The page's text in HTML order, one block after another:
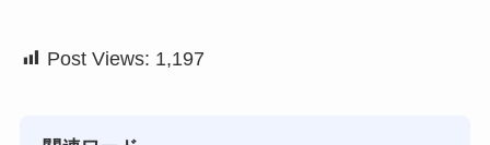
Post Views: 1,197